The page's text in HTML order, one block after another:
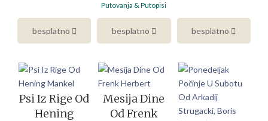
Putovanja & Putopisi
besplatno
Psi Iz Rige Od
Hening
besplatno
Mesija Dine
Od Frenk
besplatno